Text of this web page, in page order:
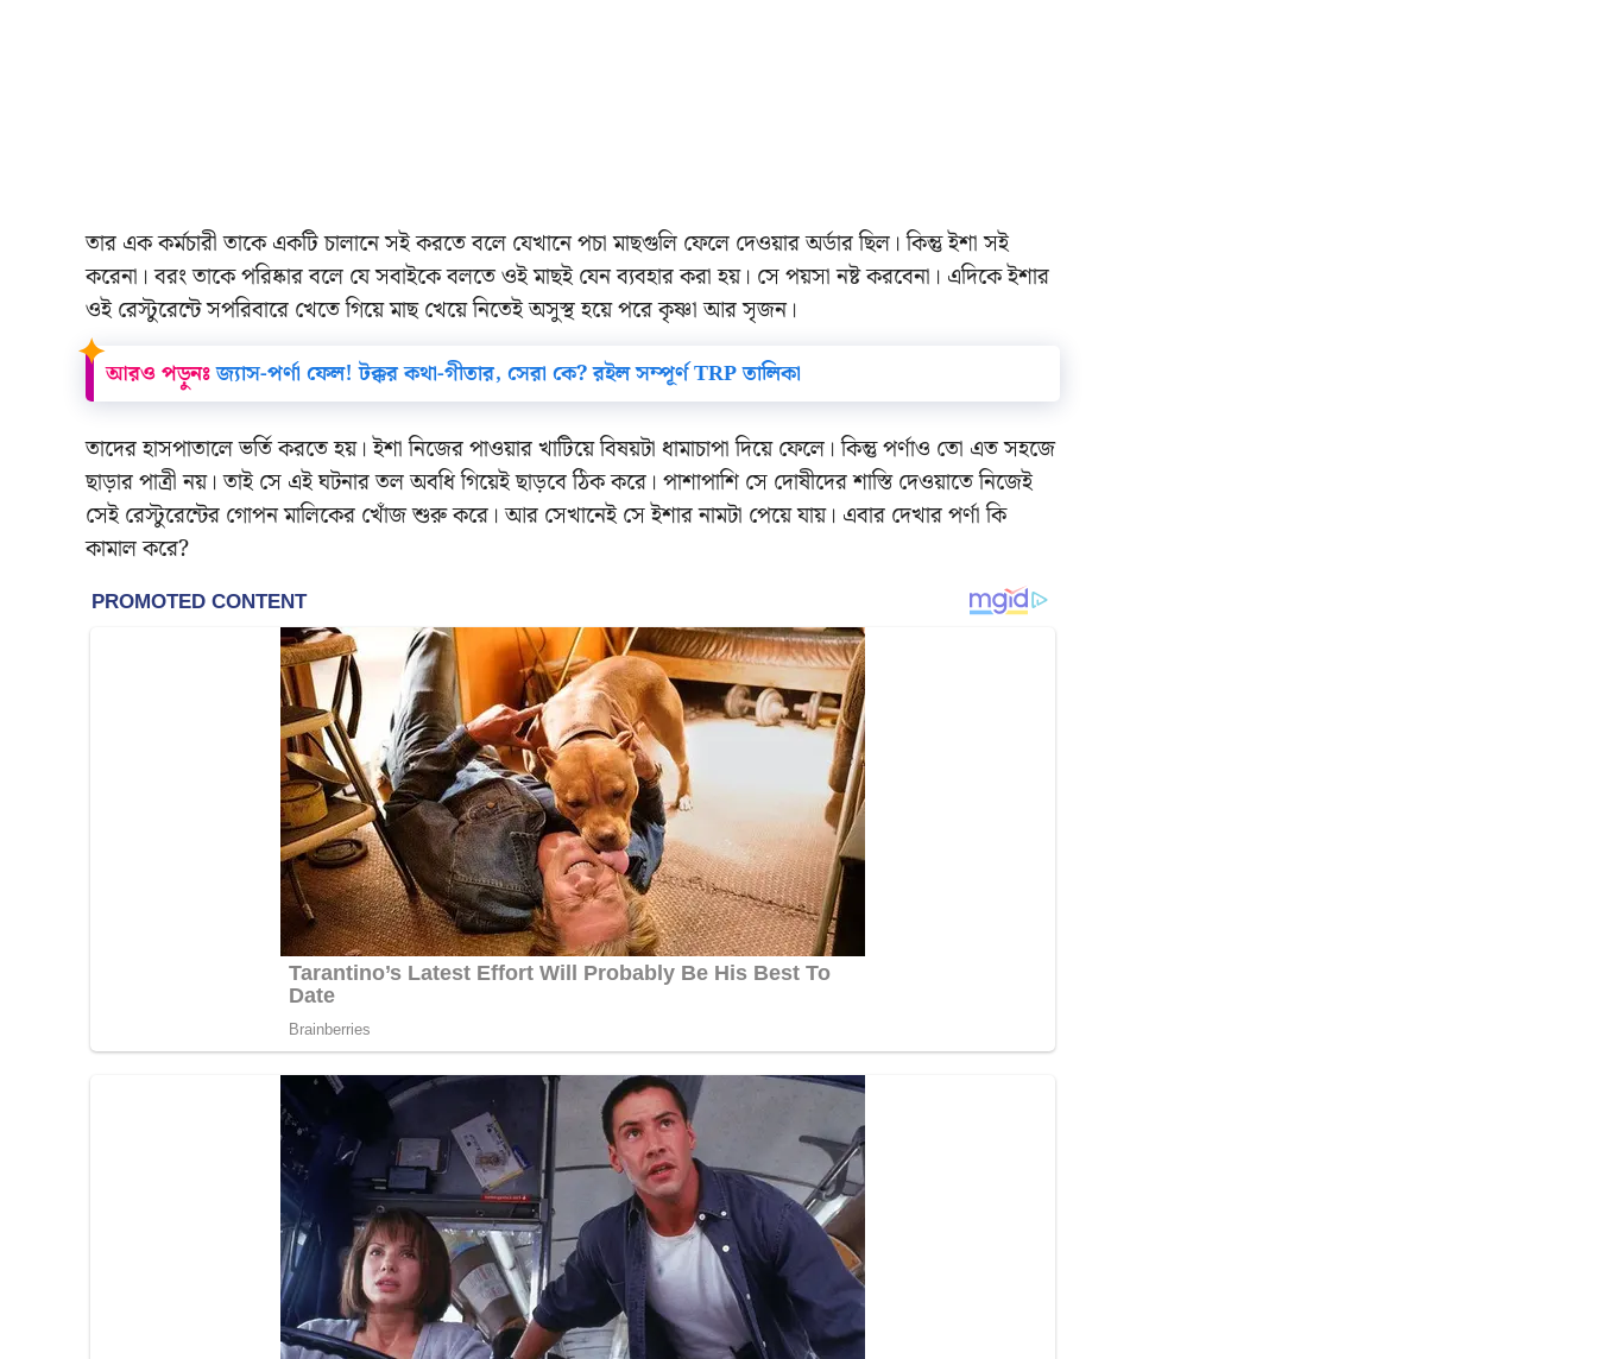
তার এক কর্মচারী তাকে একটি চালানে সই করতে বলে যেখানে পচা মাছগুলি ফেলে দেওয়ার অর্ডার ছিল। কিন্তু ইশা সই
করেনা। বরং তাকে পরিষ্কার বলে যে সবাইকে বলতে ওই মাছই যেন ব্যবহার করা হয়। সে পয়সা নষ্ট করবেনা। এদিকে ইশার
ওই রেস্টুরেন্টে সপরিবারে খেতে গিয়ে মাছ খেয়ে নিতেই অসুস্থ হয়ে পরে কৃষ্ণা আর সৃজন।
আরও পড়ুনঃজ্যাস-পর্ণা ফেল! টক্কর কথা-গীতার, সেরা কে? রইল সম্পূর্ণ TRP তালিকা
তাদের হাসপাতালে ভর্তি করতে হয়। ইশা নিজের পাওয়ার খাটিয়ে বিষয়টা ধামাচাপা দিয়ে ফেলে। কিন্তু পর্ণাও তো এত সহজে
ছাড়ার পাত্রী নয়। তাই সে এই ঘটনার তল অবধি গিয়েই ছাড়বে ঠিক করে। পাশাপাশি সে দোষীদের শাস্তি দেওয়াতে নিজেই
সেই রেস্টুরেন্টের গোপন মালিকের খোঁজ শুরু করে। আর সেখানেই সে ইশার নামটা পেয়ে যায়। এবার দেখার পর্ণা কি
কামাল করে?